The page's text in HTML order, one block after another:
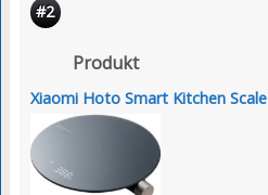
#2
Produkt
Xiaomi Hoto Smart Kitchen Scale